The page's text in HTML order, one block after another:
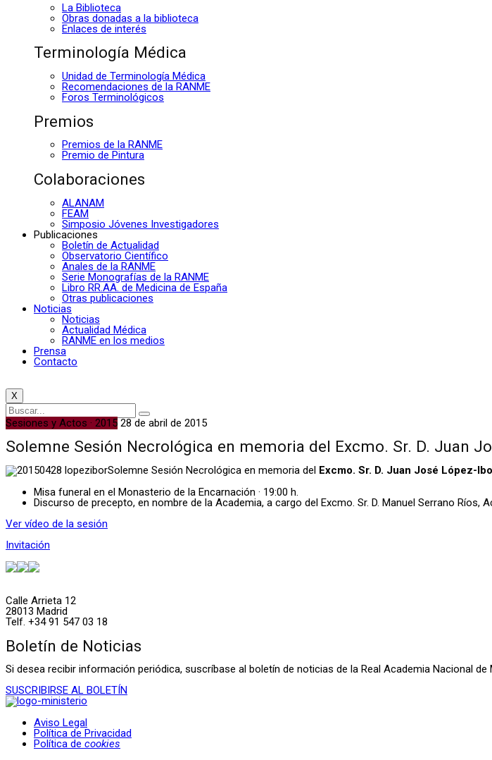
La Biblioteca
Obras donadas a la biblioteca
Enlaces de interés
Terminología Médica
Unidad de Terminología Médica
Recomendaciones de la RANME
Foros Terminológicos
Premios
Premios de la RANME
Premio de Pintura
Colaboraciones
ALANAM
FEAM
Simposio Jóvenes Investigadores
Publicaciones
Boletín de Actualidad
Observatorio Científico
Anales de la RANME
Serie Monografías de la RANME
Libro RR.AA. de Medicina de España
Otras publicaciones
Noticias
Noticias
Actualidad Médica
RANME en los medios
Prensa
Contacto
X
Sesiones y Actos · 2015 28 de abril de 2015
Solemne Sesión Necrológica en memoria del Excmo. Sr. D. Juan
Solemne Sesión Necrológica en memoria del Excmo. Sr. D. Juan José López-
Misa funeral en el Monasterio de la Encarnación · 19:00 h.
Discurso de precepto, en nombre de la Academia, a cargo del Excmo. Sr. D. Manuel Serrano Ríos,
Ver vídeo de la sesión
Invitación
Calle Arrieta 12
28013 Madrid
Telf. +34 91 547 03 18
Boletín de Noticias
Si desea recibir información periódica, suscríbase al boletín de noticias de la Real Academia Nacional de
SUSCRIBIRSE AL BOLETÍN
Aviso Legal
Política de Privacidad
Política de cookies